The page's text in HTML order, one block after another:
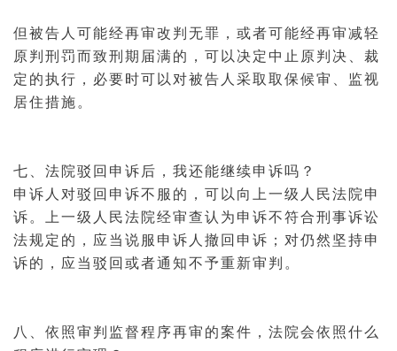
但被告人可能经再审改判无罪，或者可能经再审减轻
原判刑罚而致刑期届满的，可以决定中止原判决、裁
定的执行，必要时可以对被告人采取取保候审
监视
居住措施。
七、法院驳回申诉后，我还能继续申诉吗？
申诉人对驳回申诉不服的，可以向上一级人民法院申
诉。上一级人民法院经审查认为申诉不符合刑事诉讼
法规定的，应当说服申诉人撤回申诉；对仍然坚持申
诉的，应当驳回或者通知不予重新审判。
八、依照审判监督程序再审的案件，法院会依照什么